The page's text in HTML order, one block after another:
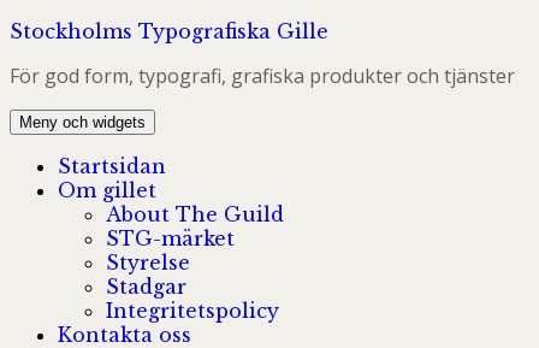
Hoppa
innehåll
Stockholms Typografiska Gille
För god form, typografi, grafiska produkter och tjänster
Meny och widgets
Startsidan
Om gillet
About The Guild
STG-märket
Styrelse
Stadgar
Integritetspolicy
Kontakta oss